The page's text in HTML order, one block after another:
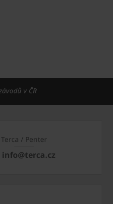
v ČR
Terca / Penter
info@terca.cz